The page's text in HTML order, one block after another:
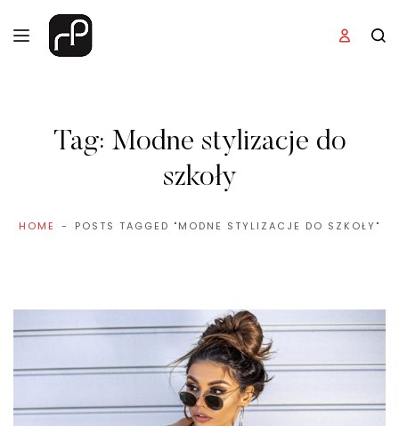
Tag: Modne stylizacje do
szkoły
HOME POSTS TAGGED "MODNE STYLIZACJE DO SZKOŁY"